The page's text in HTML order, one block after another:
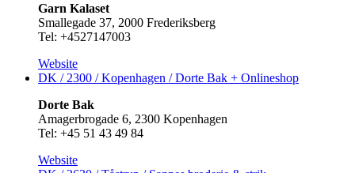
Garn Kalaset
Smallegade 37, 2000 Frederiksberg
Tel: +4527147003
Website
DK / 2300 / Kopenhagen / Dorte Bak + Onlineshop
Dorte Bak
Amagerbrogade 6, 2300 Kopenhagen
Tel: +45 51 43 49 84
Website